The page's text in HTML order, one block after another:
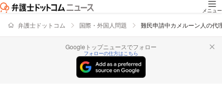
メニュー
弁護士ドットコム 国際・外国人問題 難民申請中カメルーン人の代
Googleトップニュースでフォロー
フォローの仕方はこちら